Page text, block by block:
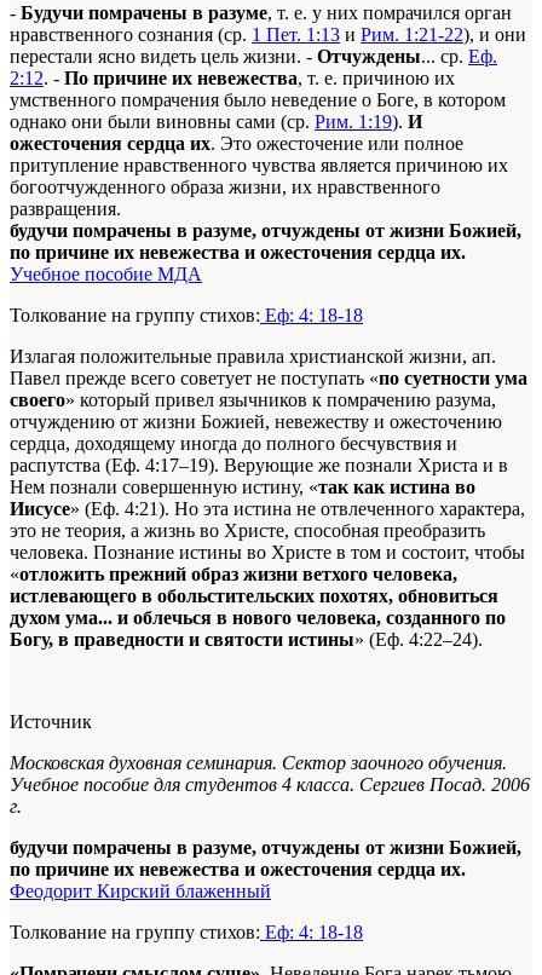
- Будучи помрачены в разуме, т. е. у них помрачился орган
нравственного сознания (ср. 1 Пет. 1:13 и Рим. 1:21-22), и они
перестали ясно видеть цель жизни. - Отчуждены... ср. Еф.
2:12. - По причине их невежества, т. е. причиною их
умственного помрачения было неведение о Боге, в котором
однако они были виновны сами (ср. Рим. 1:19). И
ожесточения сердца их. Это ожесточение или полное
притупление нравственного чувства является причиною их
богоотчужденного образа жизни, их нравственного
развращения.
будучи помрачены в разуме, отчуждены от жизни Божией,
по причине их невежества и ожесточения сердца их.
Учебное пособие МДА
Толкование на группу стихов: Еф: 4: 18-18
Излагая положительные правила христианской жизни, ап.
Павел прежде всего советует не поступать «по суетности ума
своего» который привел язычников к помрачению разума,
отчуждению от жизни Божией, невежеству и ожесточению
сердца, доходящему иногда до полного бесчувствия и
распутства (Еф. 4:17–19). Верующие же познали Христа и в
Нем познали совершенную истину, «так как истина во
Иисусе» (Еф. 4:21). Но эта истина не отвлеченного характера,
это не теория, а жизнь во Христе, способная преобразить
человека. Познание истины во Христе в том и состоит, чтобы
«отложить прежний образ жизни ветхого человека,
истлевающего в обольстительских похотях, обновиться
духом ума... и облечься в нового человека, созданного по
Богу, в праведности и святости истины» (Еф. 4:22–24).
Источник
Московская духовная семинария. Сектор заочного обучения.
Учебное пособие для студентов 4 класса. Сергиев Посад. 2006
г.
будучи помрачены в разуме, отчуждены от жизни Божией,
по причине их невежества и ожесточения сердца их.
Феодорит Кирский блаженный
Толкование на группу стихов: Еф: 4: 18-18